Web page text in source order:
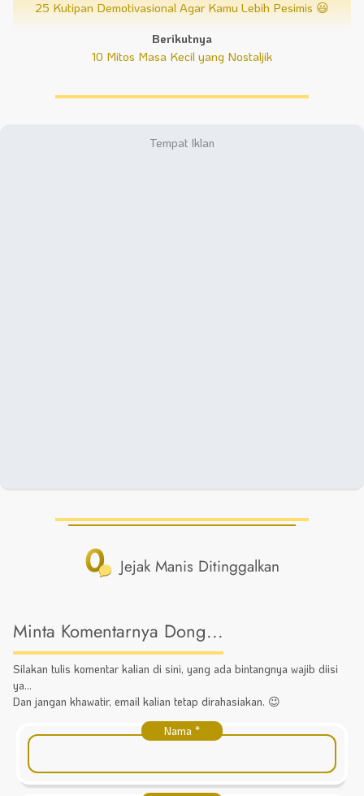
25 Kutipan Demotivasional Agar Kamu Lebih Pesimis 😃
Berikutnya
10 Mitos Masa Kecil yang Nostaljik
0 Jejak Manis Ditinggalkan
Minta Komentarnya Dong...
Silakan tulis komentar kalian di sini, yang ada bintangnya wajib diisi
ya...
Dan jangan khawatir, email kalian tetap dirahasiakan. 😉
Nama *